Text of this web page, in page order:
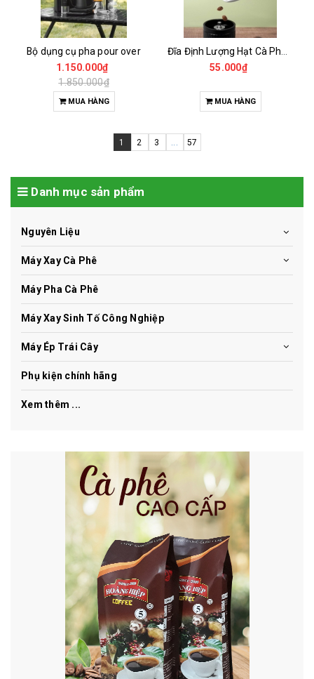
Bộ dụng cụ pha pour over
1.150.000₫
1.850.000₫
MUA HÀNG
55.000₫
MUA HÀNG
1 2 3 ... 57
Danh mục sản phẩm
Nguyên Liệu
Máy Xay Cà Phê
Máy Pha Cà Phê
Máy Xay Sinh Tố Công Nghiệp
Máy Ép Trái Cây
Phụ kiện chính hãng
Xem thêm ...